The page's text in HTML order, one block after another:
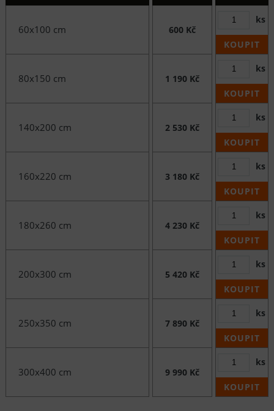
60x100 cm 600 Kč
ks
KOUPIT
80x150 cm 1 190 Kč
ks
KOUPIT
140x200 cm 2 530 Kč
ks
KOUPIT
160x220 cm 3 180 Kč
ks
KOUPIT
180x260 cm 4 230 Kč
ks
KOUPIT
200x300 cm 5 420 Kč
ks
KOUPIT
250x350 cm 7 890 Kč
ks
KOUPIT
300x400 cm 9 990 Kč
ks
KOUPIT